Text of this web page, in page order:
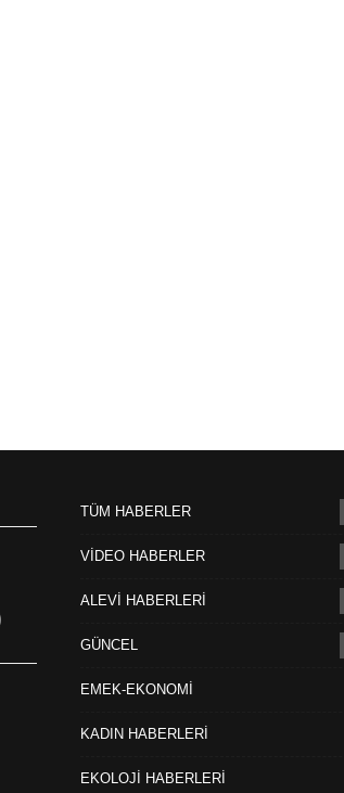
TÜM HABERLER
VİDEO HABERLER
ALEVİ HABERLERİ
GÜNCEL
EMEK-EKONOMİ
KADIN HABERLERİ
EKOLOJİ HABERLERİ